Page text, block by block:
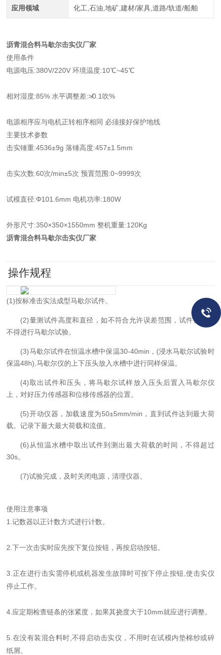
应用领域 化工,石油,地矿,建材/家具,道路/轨道/船舶
沥青混合料马歇尔击实仪厂家
使用条件
电源电压:380V/220V 环境温度:10℃~45℃
相对湿度:85% 水平调整差:≯0.1吹%
电源相序应与电机正转相序相同 必须接好保护地线
主要技术参数
击实锤重:4536±9g 落锤高度:457±1.5mm
击实次数:60次/min±5次 预置范围:0~9999次
试模直径:Φ101.6mm 电机功率:180W
外形尺寸:350×350×1550mm 整机重量:120Kg
沥青混合料马歇尔击实仪厂家
操作规程
(1)按标准击实法成型马歇尔试件。
(2)量测试件高度和直径，如不符合允许误差范围，试件作废，
不得进行马歇尔试验。
(3)马歇尔试件在恒温水槽中保温30-40min，(浸水马歇尔试验时
保温48h),马歇尔仪的上下压头放入水槽中进行同样保温。
(4)取出试件和压头，将马歇尔试样放入压头后置入马歇尔仪
上，对好压力传感器和位移传感器的位置。
(5)开动仪器，加载速度为50±5mm/min，直到试件达到最大荷
载。记录下最大最大荷载和流值。
(6)从恒温水槽中取出试件到测出最大荷载的时间，不得超过
30s。
(7)试验完成，及时关闭电源，清理仪器。
使用注意事项
1.记数器以正计数方式进行计数。
2.下一次击实时应先按下复位按钮，再按启动按钮。
3.正在进行击实需停机或机器发生故障时可按下停止按钮,使击实仪
停止工作。
4.应定期检查链条的张紧度，如果其挠度大于10mm就应进行调整。
5.在没有装混合料时,不得启动击实仪，不用时在试模内垫棉纱或碎
纸屑。